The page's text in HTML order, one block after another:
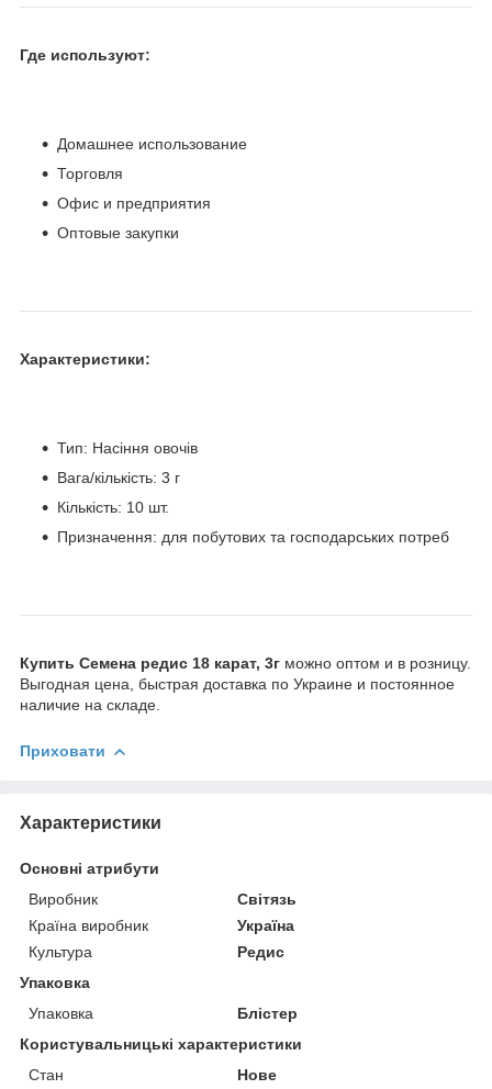
Где используют:
Домашнее использование
Торговля
Офис и предприятия
Оптовые закупки
Характеристики:
Тип: Насіння овочів
Вага/кількість: 3 г
Кількість: 10 шт.
Призначення: для побутових та господарських потреб
Купить Семена редис 18 карат, 3г можно оптом и в розницу.
Выгодная цена, быстрая доставка по Украине и постоянное
наличие на складе.
Приховати
Характеристики
Основні атрибути
Виробник
Світязь
Країна виробник
Україна
Культура
Редис
Упаковка
Упаковка
Блістер
Користувальницькі характеристики
Стан
Нове